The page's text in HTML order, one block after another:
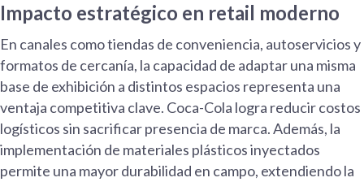
Impacto estratégico en retail moderno
En canales como tiendas de conveniencia, autoservicios y
formatos de cercanía, la capacidad de adaptar una misma
base de exhibición a distintos espacios representa una
ventaja competitiva clave. Coca-Cola logra reducir costos
logísticos sin sacrificar presencia de marca. Además, la
implementación de materiales plásticos inyectados
permite una mayor durabilidad en campo, extendiendo la